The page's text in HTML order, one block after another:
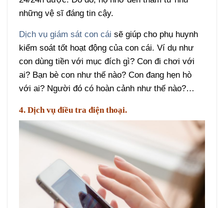
những vệ sĩ đáng tin cậy.
Dịch vụ giám sát con cái sẽ giúp cho phụ huynh
kiểm soát tốt hoạt động của con cái. Ví dụ như
con dùng tiền với mục đích gì? Con đi chơi với
ai? Bạn bè con như thế nào? Con đang hẹn hò
với ai? Người đó có hoàn cảnh như thế nào?…
4. Dịch vụ điều tra điện thoại.